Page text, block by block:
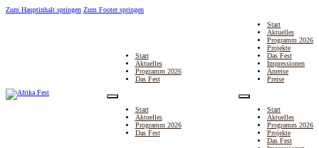
Zum Hauptinhalt springen Zum Footer springen
Start
Aktuelles
Programm 2026
Das Fest
Start
Aktuelles
Programm 2026
Das Fest
Start
Aktuelles
Programm 2026
Projekte
Das Fest
Impressionen
Anreise
Preise
Start
Aktuelles
Programm 2026
Projekte
Das Fest